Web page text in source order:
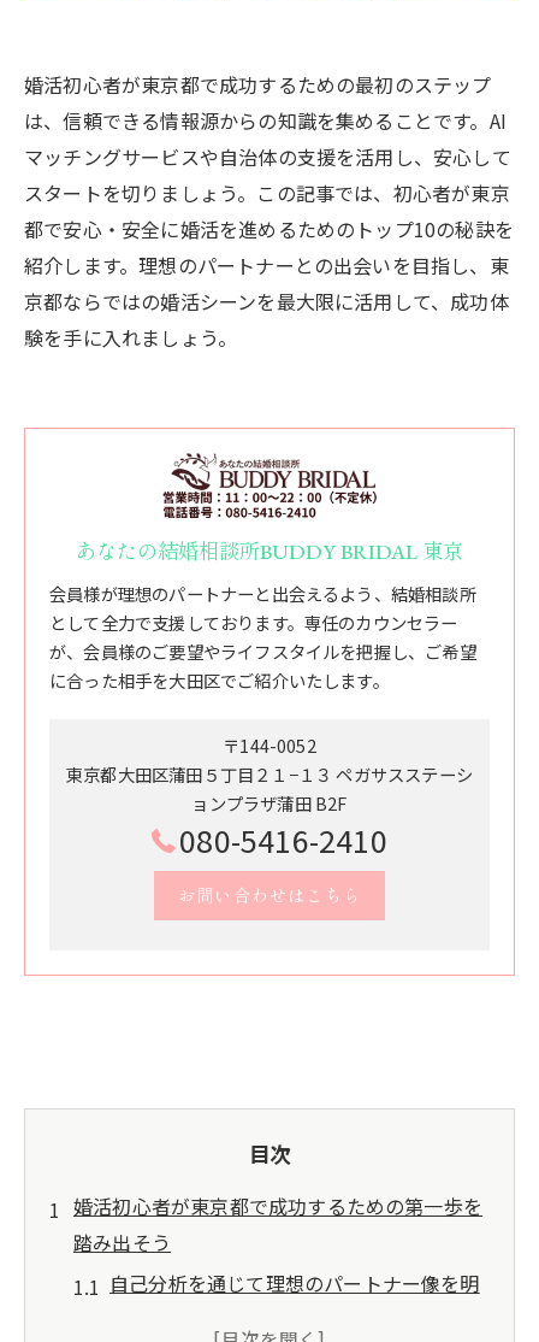
婚活初心者が東京都で成功するための最初のステップ
は、信頼できる情報源からの知識を集めることです。AI
マッチングサービスや自治体の支援を活用し、安心して
スタートを切りましょう。この記事では、初心者が東京
都で安心・安全に婚活を進めるためのトップ10の秘訣を
紹介します。理想のパートナーとの出会いを目指し、東
京都ならではの婚活シーンを最大限に活用して、成功体
験を手に入れましょう。
あなたの結婚相談所BUDDY BRIDAL 東京
会員様が理想のパートナーと出会えるよう、結婚相談所
として全力で支援しております。専任のカウンセラー
が、会員様のご要望やライフスタイルを把握し、ご希望
に合った相手を大田区でご紹介いたします。
〒144-0052
東京都大田区蒲田５丁目２１−１３ ペガサスステーシ
ョンプラザ蒲田 B2F
080-5416-2410
お問い合わせはこちら
目次
婚活初心者が東京都で成功するための第一歩を
踏み出そう
自己分析を通じて理想のパートナー像を明